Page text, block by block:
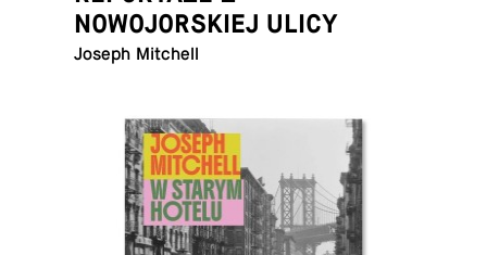
NOWOJORSKIEJ ULICY
Joseph Mitchell